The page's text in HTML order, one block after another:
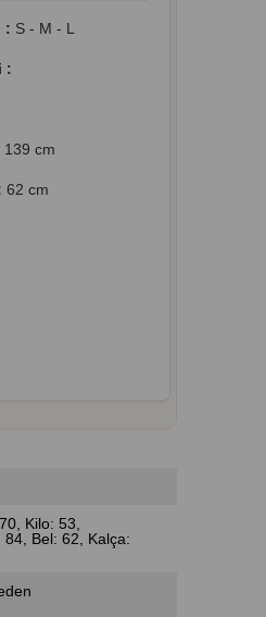
: S - M - L
:
139 cm
62 cm
Kilo: 53,
84, Bel: 62, Kalça: